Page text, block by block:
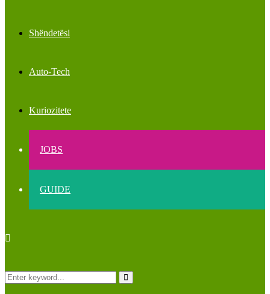
Shëndetësi
Auto-Tech
Kuriozitete
JOBS
GUIDE
Search
Search